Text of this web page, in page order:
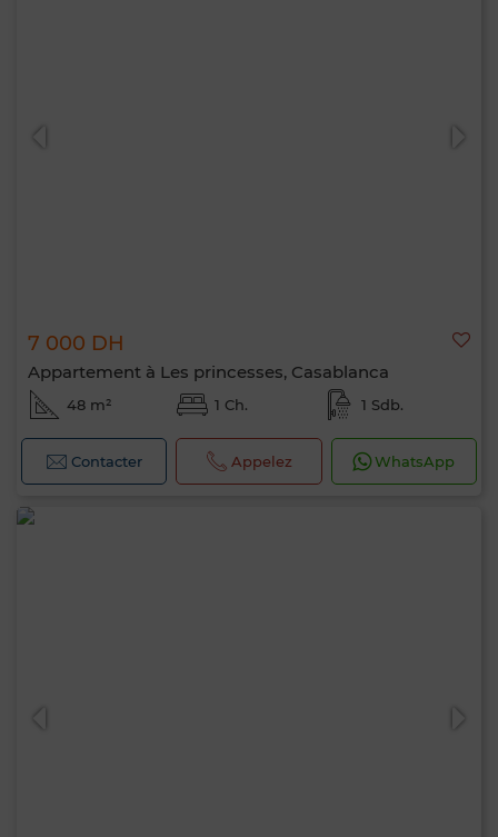
7 000 DH
Appartement à Les princesses, Casablanca
48 m² 1 Ch. 1 Sdb.
Contacter Appelez WhatsApp